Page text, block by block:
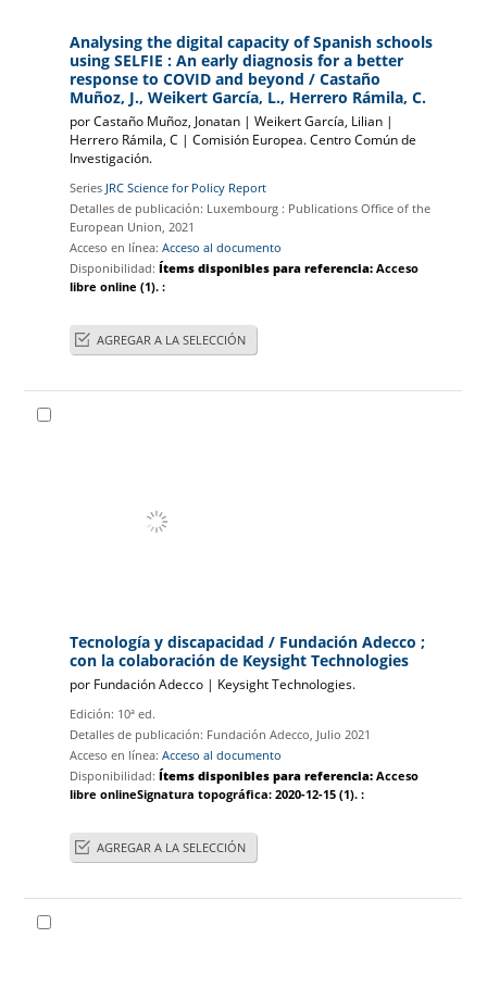
Analysing the digital capacity of Spanish schools
using SELFIE : An early diagnosis for a better
response to COVID and beyond/ Castaño
Muñoz, J., Weikert García, L., Herrero Rámila, C.
porCastaño Muñoz, Jonatan |Weikert García, Lilian |
Herrero Rámila, C |Comisión Europea. Centro Común de
Investigación.
Series JRC Science for Policy Report
Detalles de publicación: Luxembourg : Publications Office of the
European Union, 2021
Acceso en línea:Acceso al documento
Disponibilidad:Ítems disponibles para referencia:Acceso
libre online (1).:
AGREGAR A LA SELECCIÓN
Tecnología y discapacidad/ Fundación Adecco ;
con la colaboración de Keysight Technologies
por Fundación Adecco | Keysight Technologies.
Edición: 10ª ed.
Detalles de publicación: Fundación Adecco, Julio 2021
Acceso en línea:Acceso al documento
Disponibilidad:Ítems disponibles para referencia:Acceso
libre onlineSignatura topográfica:2020-12-15 (1).:
AGREGAR A LA SELECCIÓN